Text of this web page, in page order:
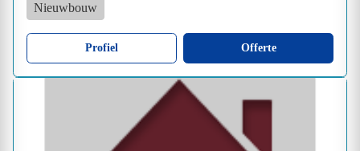
Nieuwbouw
Profiel Offerte